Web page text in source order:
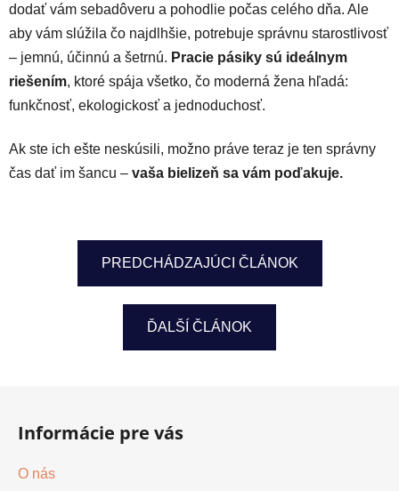
dodať vám sebadôveru a pohodlie počas celého dňa. Ale
aby vám slúžila čo najdlhšie, potrebuje správnu starostlivosť
– jemnú, účinnú a šetrnú. Pracie pásiky sú ideálnym
riešením, ktoré spája všetko, čo moderná žena hľadá:
funkčnosť, ekologickosť a jednoduchosť.
Ak ste ich ešte neskúsili, možno práve teraz je ten správny
čas dať im šancu – vaša bielizeň sa vám poďakuje.
PREDCHÁDZAJÚCI ČLÁNOK
ĎALŠÍ ČLÁNOK
Informácie pre vás
O nás